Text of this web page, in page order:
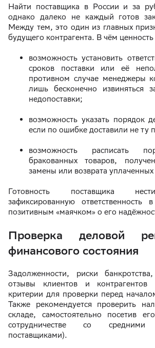
Найти поставщика в России и за
однако далеко не каждый готов
Между тем, это один из главных
будущего контрагента. В чём
возможность установить
сроков поставки или её
противном случае менеджеры
лишь бесконечно извиняться
недопоставки;
возможность указать порядок
если по ошибке доставили не ту
возможность расписать
бракованных товаров,
замены или возврата уплаченных
Готовность поставщика
зафиксированную ответственность
позитивным «маячком» о его
Проверка деловой
финансового состояния
Задолженности, риски
отзывы клиентов и контрагентов
критерии для проверки перед
Также рекомендуется проверить
складе, самостоятельно посетив
сотрудничестве со
поставщиками).